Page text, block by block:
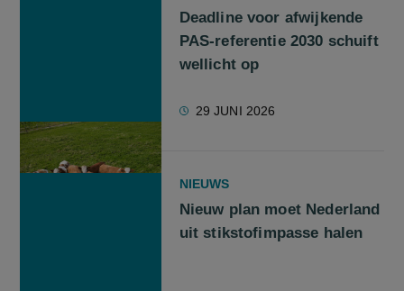
Deadline voor afwijkende
PAS-referentie 2030 schuift
wellicht op
29 JUNI 2026
NIEUWS
Nieuw plan moet Nederland
uit stikstofimpasse halen